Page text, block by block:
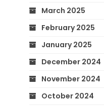
March 2025
February 2025
January 2025
December 2024
November 2024
October 2024